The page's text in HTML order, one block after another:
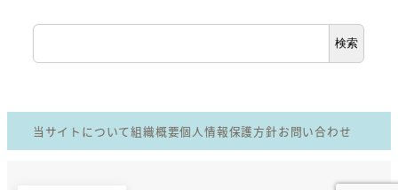
検
索
検索
当サイトについて組織概要個人情報保護方針お問い合わせ